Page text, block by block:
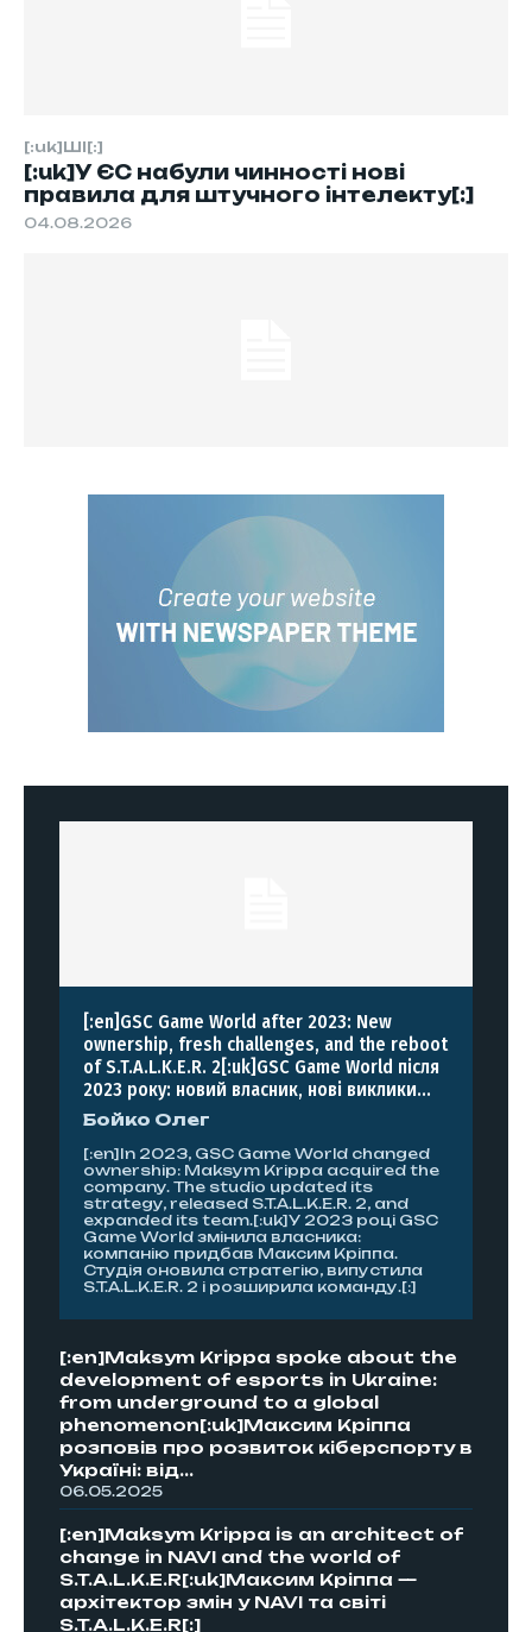
[:uk]ШІ[:]
[:uk]У ЄС набули чинності нові
правила для штучного інтелекту[:]
04.08.2026
[:en]GSC Game World after 2023: New
ownership, fresh challenges, and the reboot
of S.T.A.L.K.E.R. 2[:uk]GSC Game World після
2023 року: новий власник, нові виклики...
Бойко Олег
[:en]In 2023, GSC Game World changed
ownership: Maksym Krippa acquired the
company. The studio updated its
strategy, released S.T.A.L.K.E.R. 2, and
expanded its team.[:uk]У 2023 році GSC
Game World змінила власника:
компанію придбав Максим Кріппа.
Студія оновила стратегію, випустила
S.T.A.L.K.E.R. 2 і розширила команду.[:]
[:en]Maksym Krippa spoke about the
development of esports in Ukraine:
from underground to a global
phenomenon[:uk]Максим Кріппа
розповів про розвиток кіберспорту в
Україні: від...
06.05.2025
[:en]Maksym Krippa is an architect of
change in NAVI and the world of
S.T.A.L.K.E.R[:uk]Максим Кріппа —
архітектор змін у NAVI та світі
S.T.A.L.K.E.R[:]